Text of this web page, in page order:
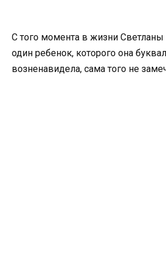
С того момента в жизни
один ребенок, которого она
возненавидела, сама того не